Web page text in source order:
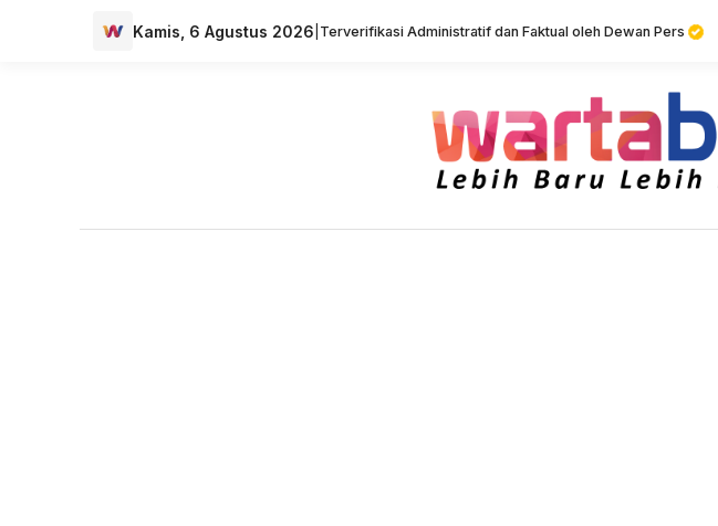
Kamis, 6 Agustus 2026 Terverifikasi Administratif dan Faktual oleh Dewan Pers